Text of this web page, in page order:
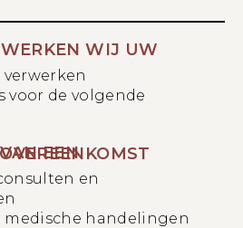
voor de volgende
en
medische handelingen